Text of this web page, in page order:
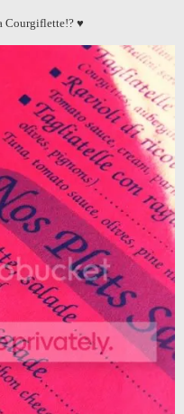
Courgiflette!? ♥